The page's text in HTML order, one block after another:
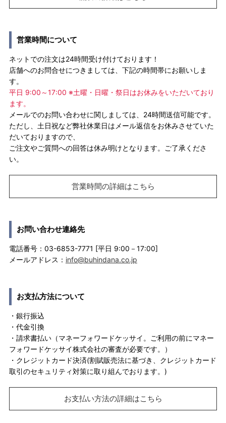
営業時間について
ネットでの注文は24時間受け付けております！
店舗へのお問合せにつきましては、下記の時間帯にお願いしま
す。
平日 9:00～17:00 ※土曜・日曜・祭日はお休みをいただいており
ます。
メールでのお問い合わせに関しましては、24時間送信可能です。
ただし、土日祝など弊社休業日はメール返信をお休みさせていた
だいておりますので、
ご注文やご質問への回答は休み明けとなります。ご了承くださ
い。
営業時間の詳細はこちら
お問い合わせ連絡先
電話番号：03-6853-7771 [平日 9:00－17:00]
メールアドレス： info@buhindana.co.jp
お支払方法について
・銀行振込
・代金引換
・請求書払い（マネーフォワードケッサイ。ご利用の前にマネー
フォワードケッサイ株式会社の審査が必要です。）
・クレジットカード決済(割賦販売法に基づき、クレジットカード
取引のセキュリティ対策に取り組んでおります。)
お支払い方法の詳細はこちら